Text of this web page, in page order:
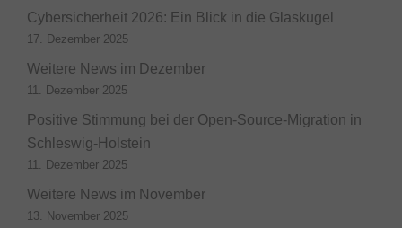
Cybersicherheit 2026: Ein Blick in die Glaskugel
17. Dezember 2025
Weitere News im Dezember
11. Dezember 2025
Positive Stimmung bei der Open-Source-Migration in
Schleswig-Holstein
11. Dezember 2025
Weitere News im November
13. November 2025